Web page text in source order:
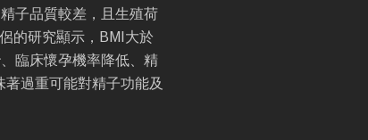
子品質較差，且生殖荷
的研究顯示，BMI大於
臨床懷孕機率降低、精
過重可能對精子功能及